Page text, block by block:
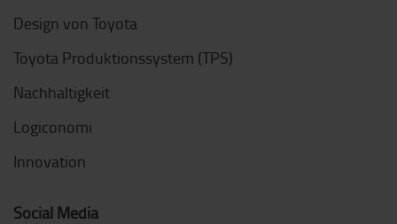
Design von Toyota
Toyota Produktionssystem (TPS)
Nachhaltigkeit
Logiconomi
Innovation
Social Media